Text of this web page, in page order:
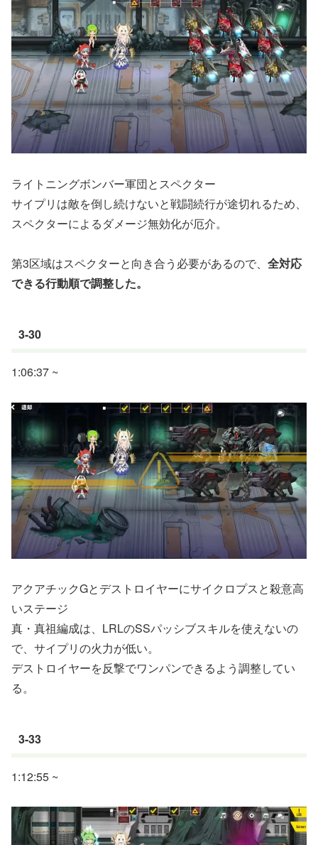
ライトニングボンバー軍団とスペクター
サイプリは敵を倒し続けないと戦闘続行が途切れるため、
スペクターによるダメージ無効化が厄介。
第3区域はスペクターと向き合う必要があるので、 全対応
できる行動順で調整した。
3-30
1:06:37 ~
アクアチックGとデストロイヤーにサイクロプスと殺意高
いステージ
真・真祖編成は、LRLのSSパッシブスキルを使えないの
で、サイプリの火力が低い。
デストロイヤーを反撃でワンパンできるよう調整してい
る。
3-33
1:12:55 ~